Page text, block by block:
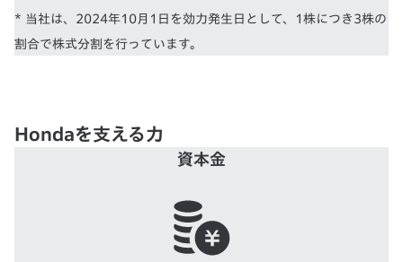
* 当社は、2024年10月1日を効力発生日として、1株につき3株の
割合で株式分割を行っています。
Hondaを支える力
資本金